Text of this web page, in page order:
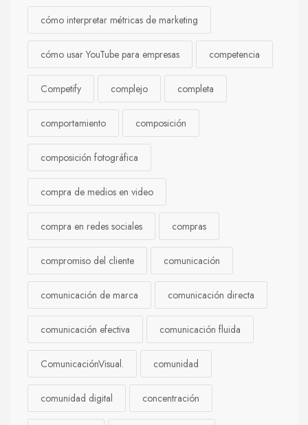
cómo interpretar métricas de marketing
cómo usar YouTube para empresas competencia
Competify complejo completa
comportamiento composición
composición fotográfica
compra de medios en video
compra en redes sociales compras
compromiso del cliente comunicación
comunicación de marca comunicación directa
comunicación efectiva comunicación fluida
ComunicaciónVisual. comunidad
comunidad digital concentración